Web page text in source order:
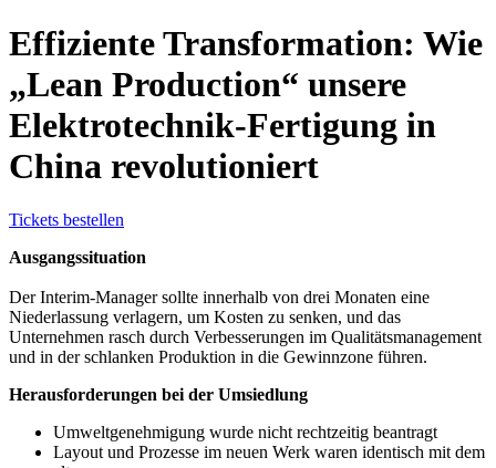
Effiziente Transformation: Wie
„Lean Production“ unsere
Elektrotechnik-Fertigung in
China revolutioniert
Tickets bestellen
Ausgangssituation
Der Interim-Manager sollte innerhalb von drei Monaten eine
Niederlassung verlagern, um Kosten zu senken, und das
Unternehmen rasch durch Verbesserungen im Qualitätsmanagement
und in der schlanken Produktion in die Gewinnzone führen.
Herausforderungen bei der Umsiedlung
Umweltgenehmigung wurde nicht rechtzeitig beantragt
Layout und Prozesse im neuen Werk waren identisch mit dem